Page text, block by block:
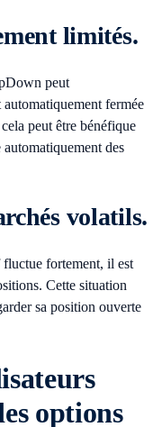
limités.
peut
fermée
peut être bénéfique
des
volatils.
fluctue fortement, il est
Cette situation
sa position ouverte
options